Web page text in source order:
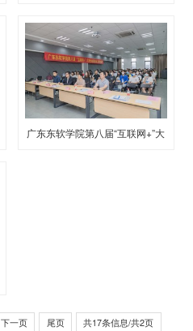
广东东软学院第八届“互联网+”大
下一页 尾页 共17条信息/共2页